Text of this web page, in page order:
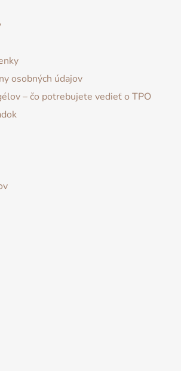
osobných údajov
– čo potrebujete vedieť o TPO